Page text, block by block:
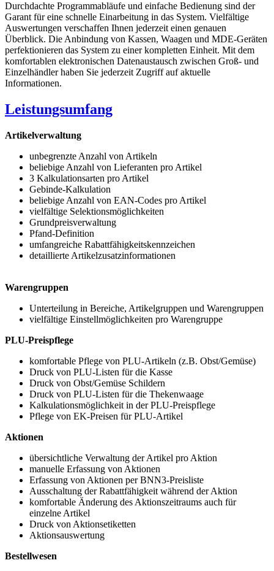
Durchdachte Programmabläufe und einfache Bedienung sind der
Garant für eine schnelle Einarbeitung in das System. Vielfältige
Auswertungen verschaffen Ihnen jederzeit einen genauen
Überblick. Die Anbindung von Kassen, Waagen und MDE-Geräten
perfektionieren das System zu einer kompletten Einheit. Mit dem
komfortablen elektronischen Datenaustausch zwischen Groß- und
Einzelhändler haben Sie jederzeit Zugriff auf aktuelle
Informationen.
Leistungsumfang
Artikelverwaltung
unbegrenzte Anzahl von Artikeln
beliebige Anzahl von Lieferanten pro Artikel
3 Kalkulationsarten pro Artikel
Gebinde-Kalkulation
beliebige Anzahl von EAN-Codes pro Artikel
vielfältige Selektionsmöglichkeiten
Grundpreisverwaltung
Pfand-Definition
umfangreiche Rabattfähigkeitskennzeichen
detaillierte Artikelzusatzinformationen
Warengruppen
Unterteilung in Bereiche, Artikelgruppen und Warengruppen
vielfältige Einstellmöglichkeiten pro Warengruppe
PLU-Preispflege
komfortable Pflege von PLU-Artikeln (z.B. Obst/Gemüse)
Druck von PLU-Listen für die Kasse
Druck von Obst/Gemüse Schildern
Druck von PLU-Listen für die Thekenwaage
Kalkulationsmöglichkeit in der PLU-Preispflege
Pflege von EK-Preisen für PLU-Artikel
Aktionen
übersichtliche Verwaltung der Artikel pro Aktion
manuelle Erfassung von Aktionen
Erfassung von Aktionen per BNN3-Preisliste
Ausschaltung der Rabattfähigkeit während der Aktion
komfortable Änderung des Aktionszeitraums auch für
einzelne Artikel
Druck von Aktionsetiketten
Aktionsauswertung
Bestellwesen